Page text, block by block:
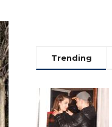
Trending